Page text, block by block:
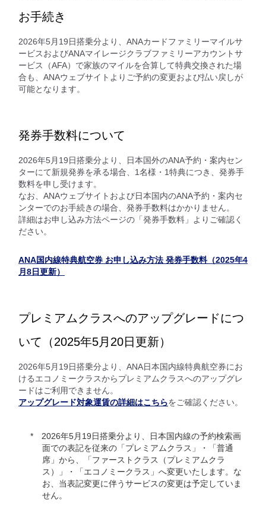
お手続き
2026年5月19日搭乗分より、ANAカードファミリーマイルサ
ービスおよびANAマイレージクラブファミリーアカウントサ
ービス（AFA）で家族のマイルを合算して特典交換された場
合も、ANAウェブサイトよりご予約の変更および払い戻しが
可能となります。
発券手数料について
2026年5月19日搭乗分より、日本国外のANA予約・案内セン
ターにて新規発券を承る場合、1名様・1特典につき、発券手
数料を申し受けます。
なお、ANAウェブサイトおよび日本国内のANA予約・案内セ
ンターでのお手続きの場合、発券手数料はかかりません。
詳細はお申し込み方法ページの「発券手数料」よりご確認く
ださい。
ANA国内線特典航空券 お申し込み方法 発券手数料（2025年4
月8日更新）
プレミアムクラスへのアップグレードにつ
いて（2025年5月20日更新）
2026年5月19日搭乗分より、ANA日本国内線特典航空券にお
けるエコノミークラスからプレミアムクラスへのアップグレ
ードはご利用できません。
アップグレード対象運賃の詳細はこちらをご確認ください。
2026年5月19日搭乗分より、日本国内線の予約検索画
面での表記を従来の「プレミアムクラス」・「普通
席」から、「ファーストクラス（プレミアムクラ
ス）」・「エコノミークラス」へ変更いたします。な
お、当表記変更に伴うサービスの変更は予定していま
せん。